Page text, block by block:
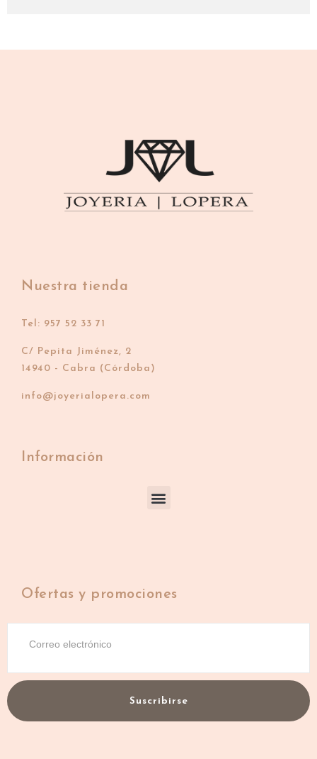
Nuestra tienda
Tel: 957 52 33 71
C/ Pepita Jiménez, 2
14940 - Cabra (Córdoba)
info@joyerialopera.com
Información
Ofertas y promociones
Suscribirse